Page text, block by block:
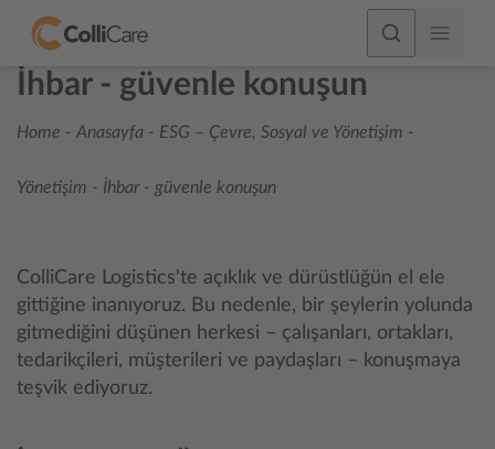
İhbar - güvenle konuşun
Home - Anasayfa - ESG – Çevre, Sosyal ve Yönetişim -
Yönetişim - İhbar - güvenle konuşun
ColliCare Logistics'te açıklık ve dürüstlüğün el ele
gittiğine inanıyoruz. Bu nedenle, bir şeylerin yolunda
gitmediğini düşünen herkesi – çalışanları, ortakları,
tedarikçileri, müşterileri ve paydaşları – konuşmaya
teşvik ediyoruz.